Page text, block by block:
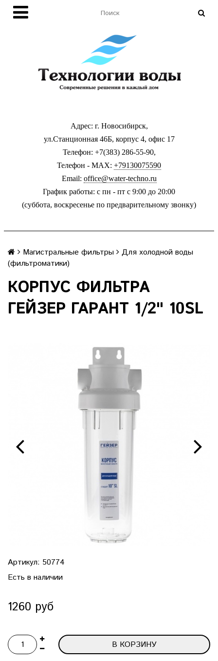
Адрес: г. Новосибирск,
ул.Станционная 46Б, корпус 4, офис 17
Телефон: +7(383) 286-55-90,
Телефон - MAX: +79130075590
Email: office@water-techno.ru
График работы: с пн - пт с 9:00 до 20:00
(суббота, воскресенье по предварительному звонку)
Магистральные фильтры
Для холодной воды
(фильтроматики)
КОРПУС ФИЛЬТРА
ГЕЙЗЕР ГАРАНТ 1/2" 10SL
Артикул: 50774
Есть в наличии
1260 руб
В КОРЗИНУ